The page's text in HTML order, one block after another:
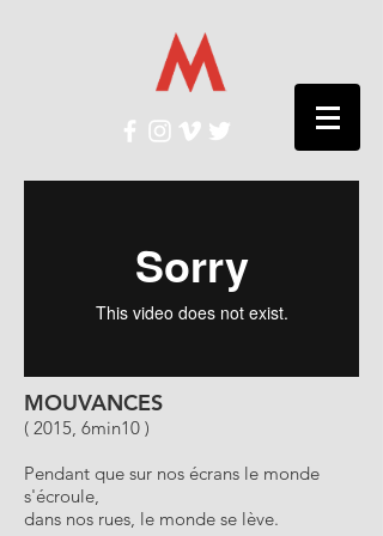
MOUVANCES
( 2015, 6min10 )
Pendant que sur nos écrans le monde
s'écroule,
dans nos rues, le monde se lève.